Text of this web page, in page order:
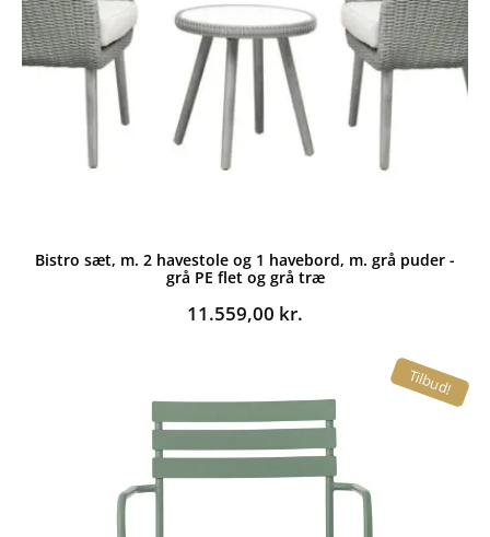
Bistro sæt, m. 2 havestole og 1 havebord, m. grå puder -
grå PE flet og grå træ
11.559,00 kr.
Tilbud!